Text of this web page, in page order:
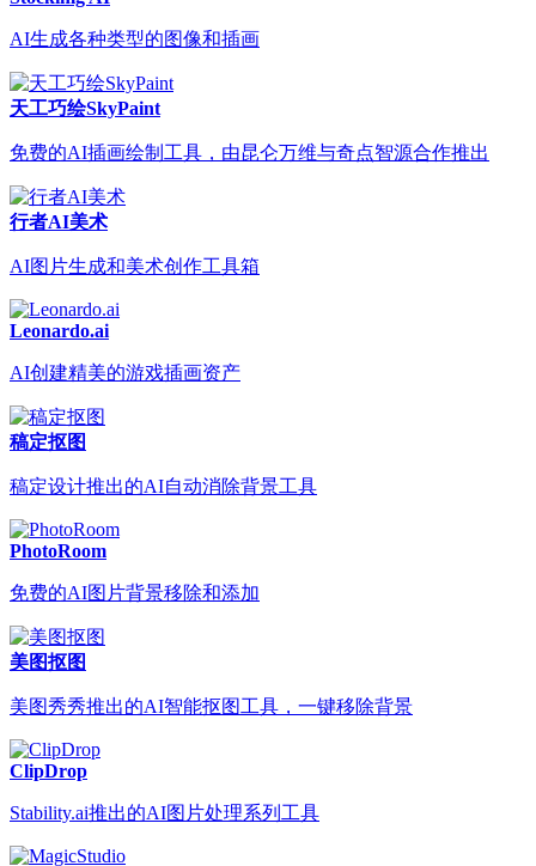
AI生成各种类型的图像和插画
天工巧绘SkyPaint
免费的AI插画绘制工具，由昆仑万维与奇点智源合作推出
行者AI美术
AI图片生成和美术创作工具箱
Leonardo.ai
AI创建精美的游戏插画资产
稿定抠图
稿定设计推出的AI自动消除背景工具
PhotoRoom
免费的AI图片背景移除和添加
美图抠图
美图秀秀推出的AI智能抠图工具，一键移除背景
ClipDrop
Stability.ai推出的AI图片处理系列工具